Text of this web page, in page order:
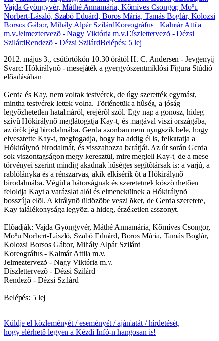
2012. május 3., csütörtökön 10.30 órától H. C. Andersen - Jevgenyij
Svarc: Hókirálynõ - mesejáték a gyergyószentmiklósi Figura Stúdió
elõadásában.
Gerda és Kay, nem voltak testvérek, de úgy szerették egymást,
mintha testvérek lettek volna. Történetük a hûség, a jóság
legyõzhetetlen hatalmáról, erejérõl szól. Egy nap a gonosz, hideg
szívû Hókirálynõ meglátogatja Kay-t, és magával viszi országába,
az örök jég birodalmába. Gerda azonban nem nyugszik bele, hogy
elvesztette Kay-t, megfogadja, hogy ha addig él is, felkutatja a
Hókirálynõ birodalmát, és visszahozza barátját. Az út során Gerda
sok viszontagságon megy keresztül, mire megleli Kay-t, de a mese
törvényei szerint mindig akadnak hûséges segítõtársak is: a varjú, a
rablólányka és a rénszarvas, akik elkísérik õt a Hókirálynõ
birodalmába. Végül a bátorságnak és szeretetnek köszönhetõen
feloldja Kayt a varázslat alól és elmenekülnek a Hókirálynõ
bosszúja elõl. A királynõ üldözõbe veszi õket, de Gerda szeretete,
Kay találékonysága legyõzi a hideg, érzéketlen asszonyt.
Elõadják: Vajda Gyöngyvér, Máthé Annamária, Kõmíves Csongor,
Moºu Norbert-László, Szabó Eduárd, Boros Mária, Tamás Boglár,
Kolozsi Borsos Gábor, Mihály Alpár Szilárd
Koreográfus - Kalmár Attila m.v.
Jelmeztervezõ - Nagy Viktória m.v.
Díszlettervezõ - Dézsi Szilárd
Rendezõ - Dézsi Szilárd
Belépés: 5 lej
Küldje el közleményét / eseményét / ajánlatát / hírdetését,
hogy elérhető legyen a Kézdi Infó-n hangosan is!